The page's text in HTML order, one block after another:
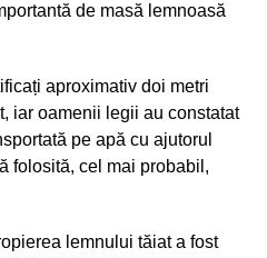
de masă lemnoasă
aproximativ doi metri
iar oamenii legii au constatat
pe apă cu ajutorul
folosită, cel mai probabil,
lemnului tăiat a fost